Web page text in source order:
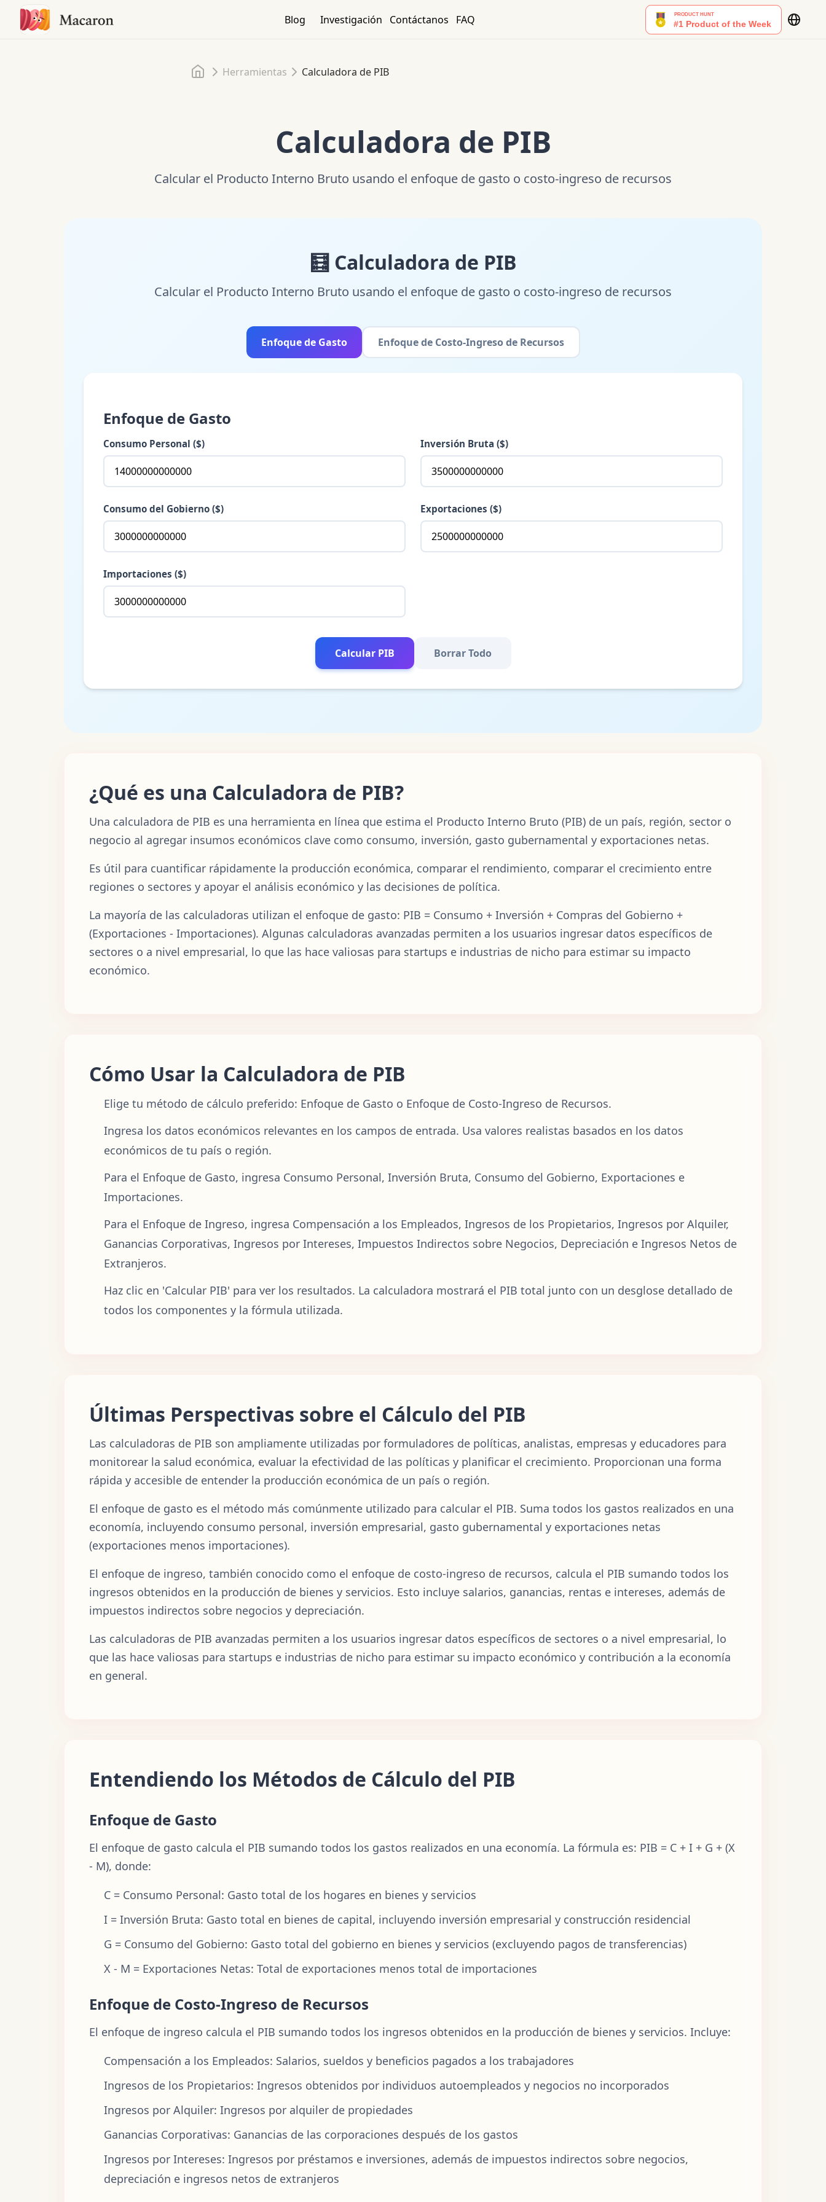
Blog Investigación Contáctanos FAQ
InicioHerramientas Calculadora de PIB
Calculadora de PIB
Calcular el Producto Interno Bruto usando el enfoque de gasto o costo-ingreso de recursos
🧮 Calculadora de PIB
Calcular el Producto Interno Bruto usando el enfoque de gasto o costo-ingreso de recursos
Enfoque de Gasto Enfoque de Costo-Ingreso de Recursos
Enfoque de Gasto
Consumo Personal ($) Inversión Bruta ($)
Consumo del Gobierno ($) Exportaciones ($)
Importaciones ($)
Calcular PIB Borrar Todo
¿Qué es una Calculadora de PIB?
Una calculadora de PIB es una herramienta en línea que estima el Producto Interno Bruto (PIB) de un país, región, sector o
negocio al agregar insumos económicos clave como consumo, inversión, gasto gubernamental y exportaciones netas.
Es útil para cuantificar rápidamente la producción económica, comparar el rendimiento, comparar el crecimiento entre
regiones o sectores y apoyar el análisis económico y las decisiones de política.
La mayoría de las calculadoras utilizan el enfoque de gasto: PIB = Consumo + Inversión + Compras del Gobierno +
(Exportaciones - Importaciones). Algunas calculadoras avanzadas permiten a los usuarios ingresar datos específicos de
sectores o a nivel empresarial, lo que las hace valiosas para startups e industrias de nicho para estimar su impacto
económico.
Cómo Usar la Calculadora de PIB
Elige tu método de cálculo preferido: Enfoque de Gasto o Enfoque de Costo-Ingreso de Recursos.
Ingresa los datos económicos relevantes en los campos de entrada. Usa valores realistas basados en los datos
económicos de tu país o región.
Para el Enfoque de Gasto, ingresa Consumo Personal, Inversión Bruta, Consumo del Gobierno, Exportaciones e
Importaciones.
Para el Enfoque de Ingreso, ingresa Compensación a los Empleados, Ingresos de los Propietarios, Ingresos por Alquiler,
Ganancias Corporativas, Ingresos por Intereses, Impuestos Indirectos sobre Negocios, Depreciación e Ingresos Netos de
Extranjeros.
Haz clic en 'Calcular PIB' para ver los resultados. La calculadora mostrará el PIB total junto con un desglose detallado de
todos los componentes y la fórmula utilizada.
Últimas Perspectivas sobre el Cálculo del PIB
Las calculadoras de PIB son ampliamente utilizadas por formuladores de políticas, analistas, empresas y educadores para
monitorear la salud económica, evaluar la efectividad de las políticas y planificar el crecimiento. Proporcionan una forma
rápida y accesible de entender la producción económica de un país o región.
El enfoque de gasto es el método más comúnmente utilizado para calcular el PIB. Suma todos los gastos realizados en una
economía, incluyendo consumo personal, inversión empresarial, gasto gubernamental y exportaciones netas
(exportaciones menos importaciones).
El enfoque de ingreso, también conocido como el enfoque de costo-ingreso de recursos, calcula el PIB sumando todos los
ingresos obtenidos en la producción de bienes y servicios. Esto incluye salarios, ganancias, rentas e intereses, además de
impuestos indirectos sobre negocios y depreciación.
Las calculadoras de PIB avanzadas permiten a los usuarios ingresar datos específicos de sectores o a nivel empresarial, lo
que las hace valiosas para startups e industrias de nicho para estimar su impacto económico y contribución a la economía
en general.
Entendiendo los Métodos de Cálculo del PIB
Enfoque de Gasto
El enfoque de gasto calcula el PIB sumando todos los gastos realizados en una economía. La fórmula es: PIB = C + I + G + (X
- M), donde:
C = Consumo Personal: Gasto total de los hogares en bienes y servicios
I = Inversión Bruta: Gasto total en bienes de capital, incluyendo inversión empresarial y construcción residencial
G = Consumo del Gobierno: Gasto total del gobierno en bienes y servicios (excluyendo pagos de transferencias)
X - M = Exportaciones Netas: Total de exportaciones menos total de importaciones
Enfoque de Costo-Ingreso de Recursos
El enfoque de ingreso calcula el PIB sumando todos los ingresos obtenidos en la producción de bienes y servicios. Incluye:
Compensación a los Empleados: Salarios, sueldos y beneficios pagados a los trabajadores
Ingresos de los Propietarios: Ingresos obtenidos por individuos autoempleados y negocios no incorporados
Ingresos por Alquiler: Ingresos por alquiler de propiedades
Ganancias Corporativas: Ganancias de las corporaciones después de los gastos
Ingresos por Intereses: Ingresos por préstamos e inversiones, además de impuestos indirectos sobre negocios,
depreciación e ingresos netos de extranjeros